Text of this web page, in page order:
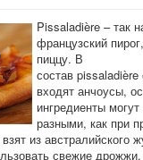
Pissaladière – так
французский
пиццу. В
состав pissaladière
входят анчоусы,
ингредиенты
разными, как при
из австралийского
свежие дрожжи,